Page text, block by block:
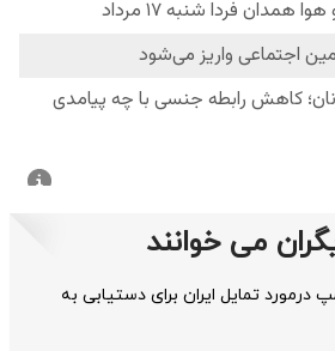
می خوانند
درمورد تمایل ایران برای دستیابی به